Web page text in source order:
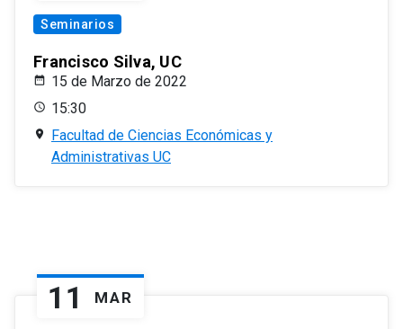
Seminarios
Francisco Silva, UC
15 de Marzo de 2022
15:30
Facultad de Ciencias Económicas y
Administrativas UC
11 MAR